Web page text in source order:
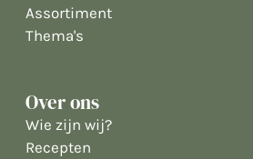
Assortiment
Thema's
Over ons
Wie zijn wij?
Recepten